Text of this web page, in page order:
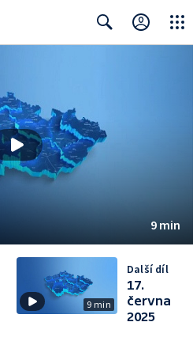
9 min
9 min
Další díl
17.
června
2025